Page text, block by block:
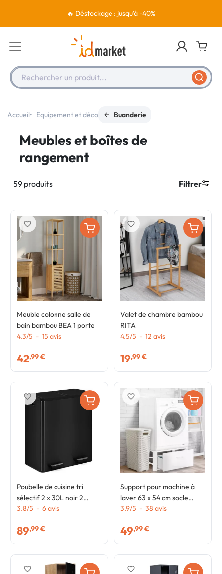
🔥 Déstockage : jusqu'à -40%
Rechercher un produit...
Accueil Equipement et déco Buanderie
Meubles et boîtes de
rangement
59 produits Filtrer
Meuble colonne salle de
bain bambou BEA 1 porte
4.3/5 - 15 avis
42,99 €
favorite_border
Valet de chambre bambou
RITA
4.5/5 - 12 avis
19,99 €
favorite_border
Poubelle de cuisine tri
sélectif 2 x 30L noir 2
seaux amovibles et pédales
3.8/5 - 6avis
89,99 €
favorite_border
Support pour machine à
laver 63 x 54 cm socle
réhausseur en métal avec
3.9/5 - 38 avis
49,99 €
favorite_border
favorite_border favorite_border